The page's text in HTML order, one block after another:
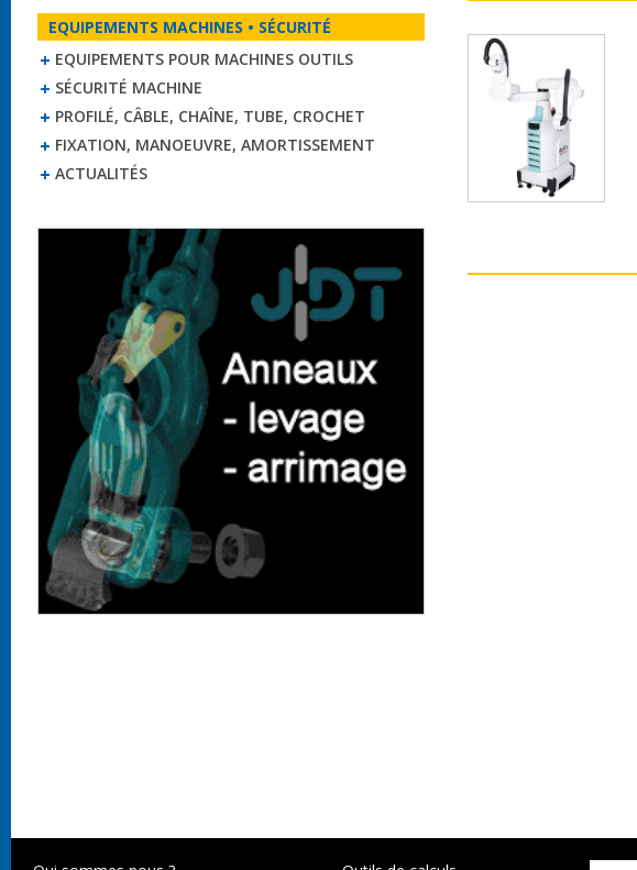
EQUIPEMENTS MACHINES • SÉCURITÉ
EQUIPEMENTS POUR MACHINES OUTILS
SÉCURITÉ MACHINE
PROFILÉ, CÂBLE, CHAÎNE, TUBE, CROCHET
FIXATION, MANOEUVRE, AMORTISSEMENT
ACTUALITÉS